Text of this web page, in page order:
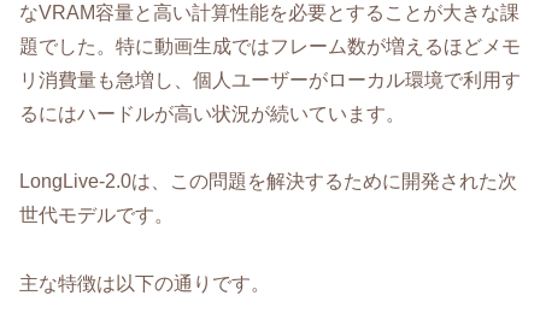
なVRAM容量と高い計算性能を必要とすることが大きな課
題でした。特に動画生成ではフレーム数が増えるほどメモ
リ消費量も急増し、個人ユーザーがローカル環境で利用す
るにはハードルが高い状況が続いています。
LongLive-2.0は、この問題を解決するために開発された次
世代モデルです。
主な特徴は以下の通りです。